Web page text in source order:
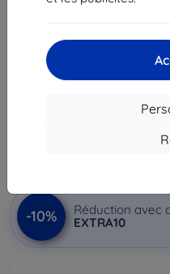
Adapté pour: Samsung
-10%
Réduction avec
EXTRA10